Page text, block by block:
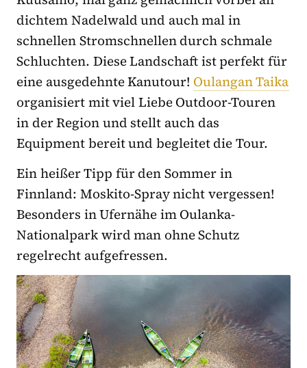
dichtem Nadelwald und auch mal in
schnellen Stromschnellen durch schmale
Schluchten. Diese Landschaft ist perfekt für
eine ausgedehnte Kanutour! Oulangan Taika
organisiert mit viel Liebe Outdoor-Touren
in der Region und stellt auch das
Equipment bereit und begleitet die Tour.
Ein heißer Tipp für den Sommer in
Finnland: Moskito-Spray nicht vergessen!
Besonders in Ufernähe im Oulanka-
Nationalpark wird man ohne Schutz
regelrecht aufgefressen.